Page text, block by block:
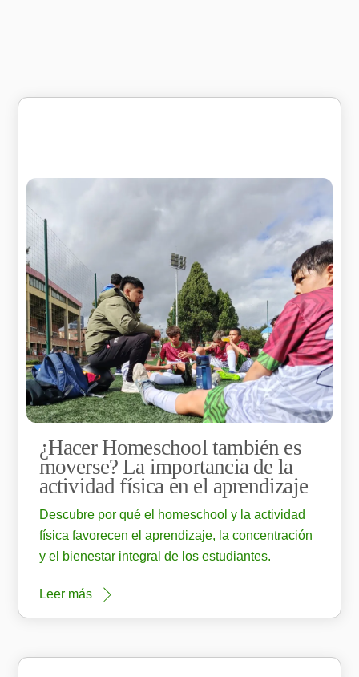
¿Hacer Homeschool también es
moverse? La importancia de la
actividad física en el aprendizaje
Descubre por qué el homeschool y la actividad
física favorecen el aprendizaje, la concentración
y el bienestar integral de los estudiantes.
Leer más